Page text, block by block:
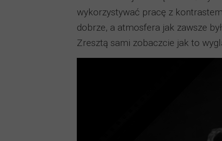
wykorzystywać pracę z
dobrze, a atmosfera jak zawsze
Zresztą sami zobaczcie jak to